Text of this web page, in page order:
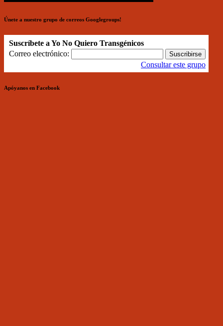
Únete a nuestro grupo de correos Googlegroups!
Suscríbete a Yo No Quiero Transgénicos
Correo electrónico:
Consultar este grupo
Apóyanos en Facebook